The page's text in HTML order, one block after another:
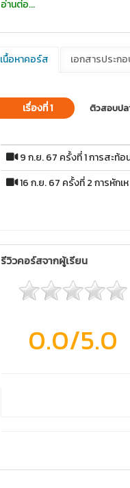
อ่านต่อ...
เนื้อหาคอร์ส เอกสารประก
เรื่องที่ 1 ติวสอบปล
9 ก.ย. 67 ครั้งที่ 1 การสะท้อ
16 ก.ย. 67 ครั้งที่ 2 การหักเ
รีวิวคอร์สจากผู้เรียน
0.0/5.0